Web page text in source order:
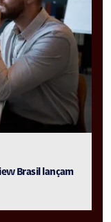
Brasil lançam